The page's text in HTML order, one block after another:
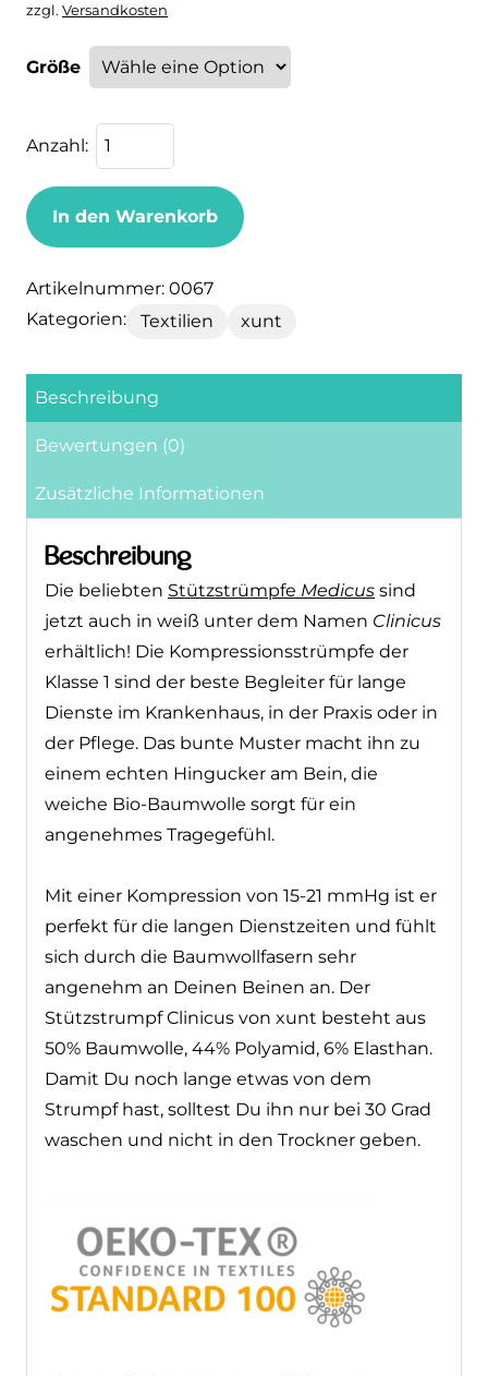
zzgl. Versandkosten
Größe
In den Warenkorb
Artikelnummer: 0067
Kategorien:
Textilien xunt
Beschreibung
Bewertungen (0)
Zusätzliche Informationen
Beschreibung
Die beliebten StützstrümpfeMedicus sind
jetzt auch in weiß unter dem
NamenClinicuserhältlich! Die
Kompressionsstrümpfe der Klasse 1 sind
der beste Begleiter für lange Dienste im
Krankenhaus, in der Praxis oder in der
Pflege. Das bunte Muster macht ihn zu
einem echten Hingucker am Bein, die
weiche Bio-Baumwolle sorgt für ein
Mit einer Kompression von 15-21 mmHg ist
er perfekt für die langen Dienstzeiten und
fühlt sich durch die Baumwollfasern sehr
angenehm an Deinen Beinen an. Der
Stützstrumpf Clinicus von xunt besteht aus
50% Baumwolle, 44% Polyamid, 6%
Elasthan. Damit Du noch lange etwas von
dem Strumpf hast, solltest Du ihn nur bei
StudyBook HF-Chirurgie